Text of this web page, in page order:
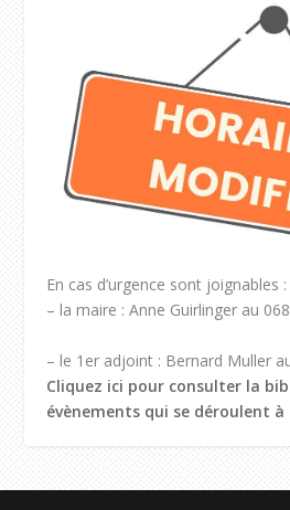
En cas d’urgence sont joignables :
– la maire : Anne Guirlinger au
– le 1er adjoint : Bernard Muller
Cliquez ici pour consulter la
évènements qui se déroulent à